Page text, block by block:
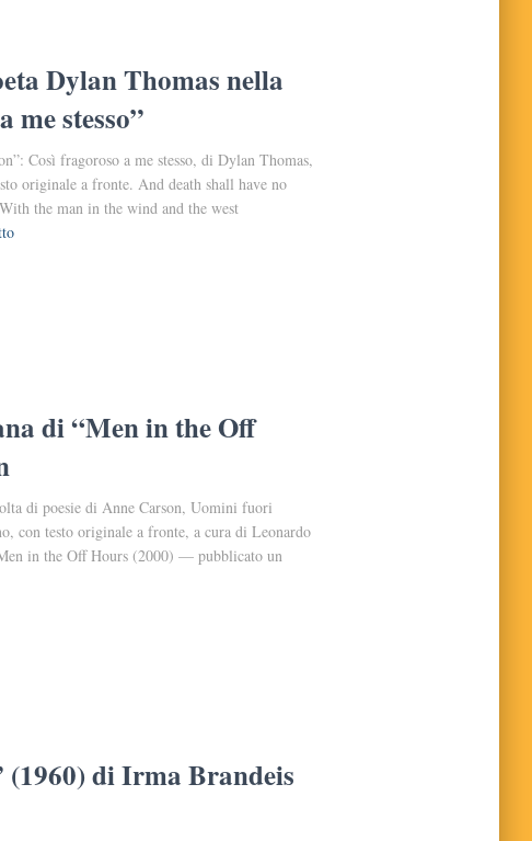
Dylan Thomas nella
me stesso”
Così fragoroso a me stesso, di Dylan Thomas,
originale a fronte. And death shall have no
the man in the wind and the west
di “Men in the Off
di poesie di Anne Carson, Uomini fuori
con testo originale a fronte, a cura di Leonardo
in the Off Hours (2000) — pubblicato un
di Irma Brandeis